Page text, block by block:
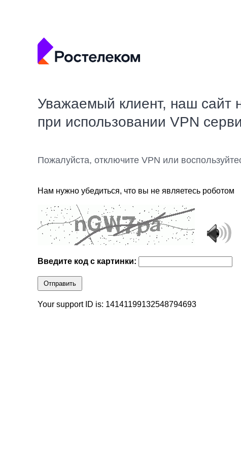
Уважаемый клиент, наш сайт
при использовании VPN
Пожалуйста, отключите VPN или
Нам нужно убедиться, что вы не являетесь роботом
Введите код с картинки:
Отправить
Your support ID is: 14141199132548794693